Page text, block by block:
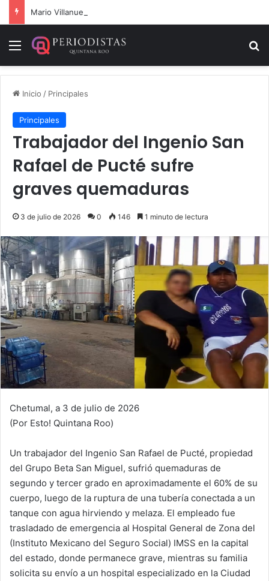
Mario Villanueva desmiente datos falsos sobre su caso
Menú
Inicio / Principales
Principales
Trabajador del Ingenio San
Rafael de Pucté sufre
graves quemaduras
3 de julio de 2026 0 146 1 minuto de lectura
Chetumal, a 3 de julio de 2026
(Por Esto! Quintana Roo)
Un trabajador del Ingenio San Rafael de Pucté, propiedad
del Grupo Beta San Miguel, sufrió quemaduras de
segundo y tercer grado en aproximadamente el 60% de su
cuerpo, luego de la ruptura de una tubería conectada a un
tanque con agua hirviendo y melaza. El empleado fue
trasladado de emergencia al Hospital General de Zona del
(Instituto Mexicano del Seguro Social) IMSS en la capital
del estado, donde permanece grave, mientras su familia
solicita su envío a un hospital especializado en la Ciudad